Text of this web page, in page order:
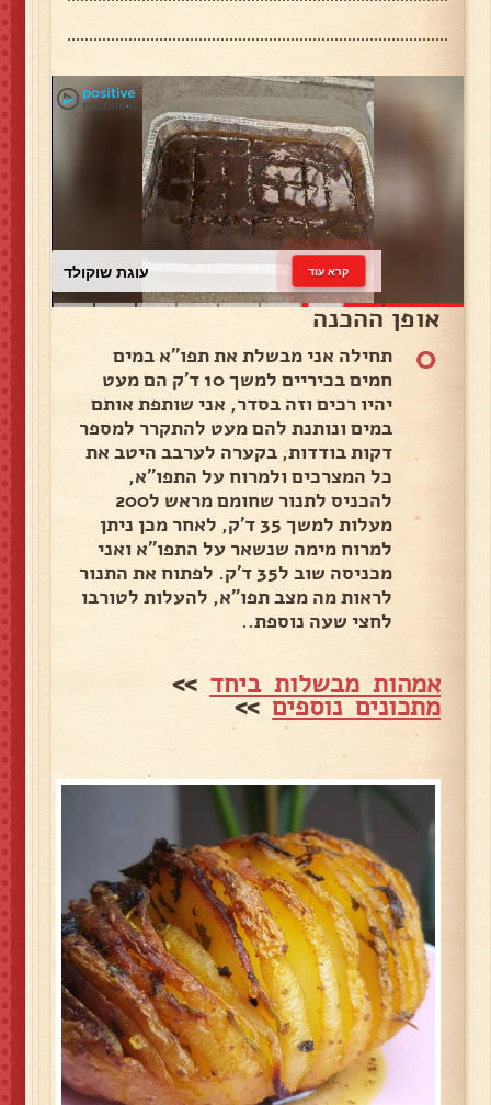
עוגת שוקולד קרא עוד
אופן ההכנה
0
תחילה אני מבשלת את תפו"א במים
חמים בכיריים למשך 10 ד'ק הם מעט
יהיו רכים וזה בסדר, אני שותפת אותם
במים ונותנת להם מעט להתקרר למספר
דקות בודדות, בקערה לערבב היטב את
כל המצרכים ולמרוח על התפו"א,
להכניס לתנור שחומם מראש ל200
מעלות למשך 35 ד'ק, לאחר מכן ניתן
למרוח מימה שנשאר על התפו"א ואני
מכניסה שוב ל35 ד'ק. לפתוח את התנור
לראות מה מצב תפו"א, להעלות לטורבו
לחצי שעה נוספת..
אמהות מבשלות ביחד >>
מתכונים נוספים>>